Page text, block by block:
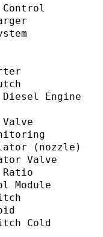
Control
可
真
液
粘
Engine
Valve
(nozzle)
Valve        真
Ratio
Module          可
真
Cold